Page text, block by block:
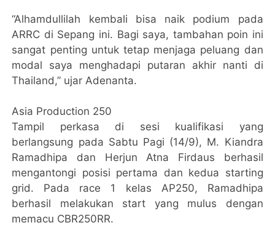
“Alhamdullilah kembali bisa naik podium pada
ARRC di Sepang ini. Bagi saya, tambahan poin ini
sangat penting untuk tetap menjaga peluang dan
modal saya menghadapi putaran akhir nanti di
Thailand,” ujar Adenanta.
Asia Production 250
Tampil perkasa di sesi kualifikasi yang
berlangsung pada Sabtu Pagi (14/9), M. Kiandra
Ramadhipa dan Herjun Atna Firdaus berhasil
mengantongi posisi pertama dan kedua starting
grid. Pada race 1 kelas AP250, Ramadhipa
berhasil melakukan start yang mulus dengan
memacu CBR250RR.